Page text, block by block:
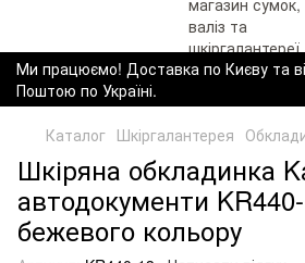
Ми працюємо! Доставка по Києву та
Поштою по Україні.
Каталог Шкіргалантерея
Шкіряна обкладинка
автодокументи
бежевого кольору